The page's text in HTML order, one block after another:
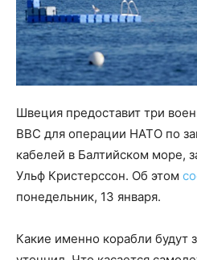
Швеция предоставит три
ВВС для операции НАТО по
кабелей в Балтийском море,
Ульф Кристерссон. Об этом
понедельник, 13 января.
Какие именно корабли будут